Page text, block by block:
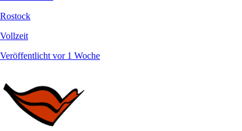
Rostock
Vollzeit
Veröffentlicht vor 1 Woche